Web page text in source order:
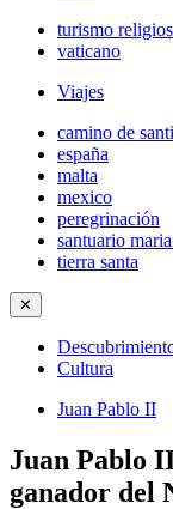
turismo
vaticano
Viajes
camino de
españa
malta
mexico
peregrinación
santuario
tierra santa
✕
Cultura
Juan Pablo II
Juan Pablo
ganador del